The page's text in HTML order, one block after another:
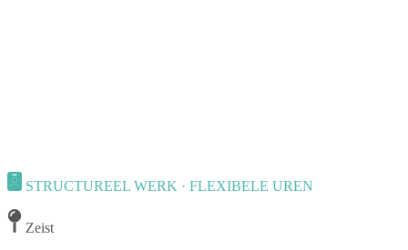
STRUCTUREEL WERK · FLEXIBELE UREN
Zeist